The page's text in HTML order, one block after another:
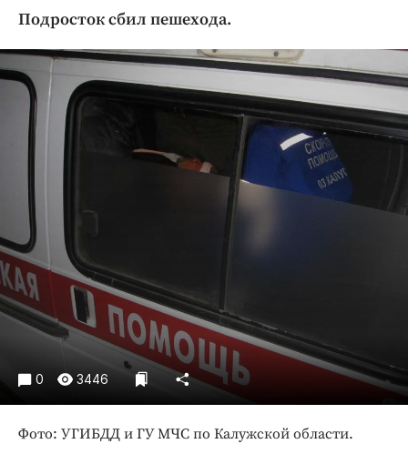
Культура
Недвижимость и ЖКХ
Образование
Общество
Погода
Спорт
Экономика и бизнес
ПРОЕКТЫ
Блоги
Издания
Медиаперсона
Интересное чтиво
Подросток сбил пешехода.
0 3446
Фото: УГИБДД и ГУ МЧС по Калужской области.